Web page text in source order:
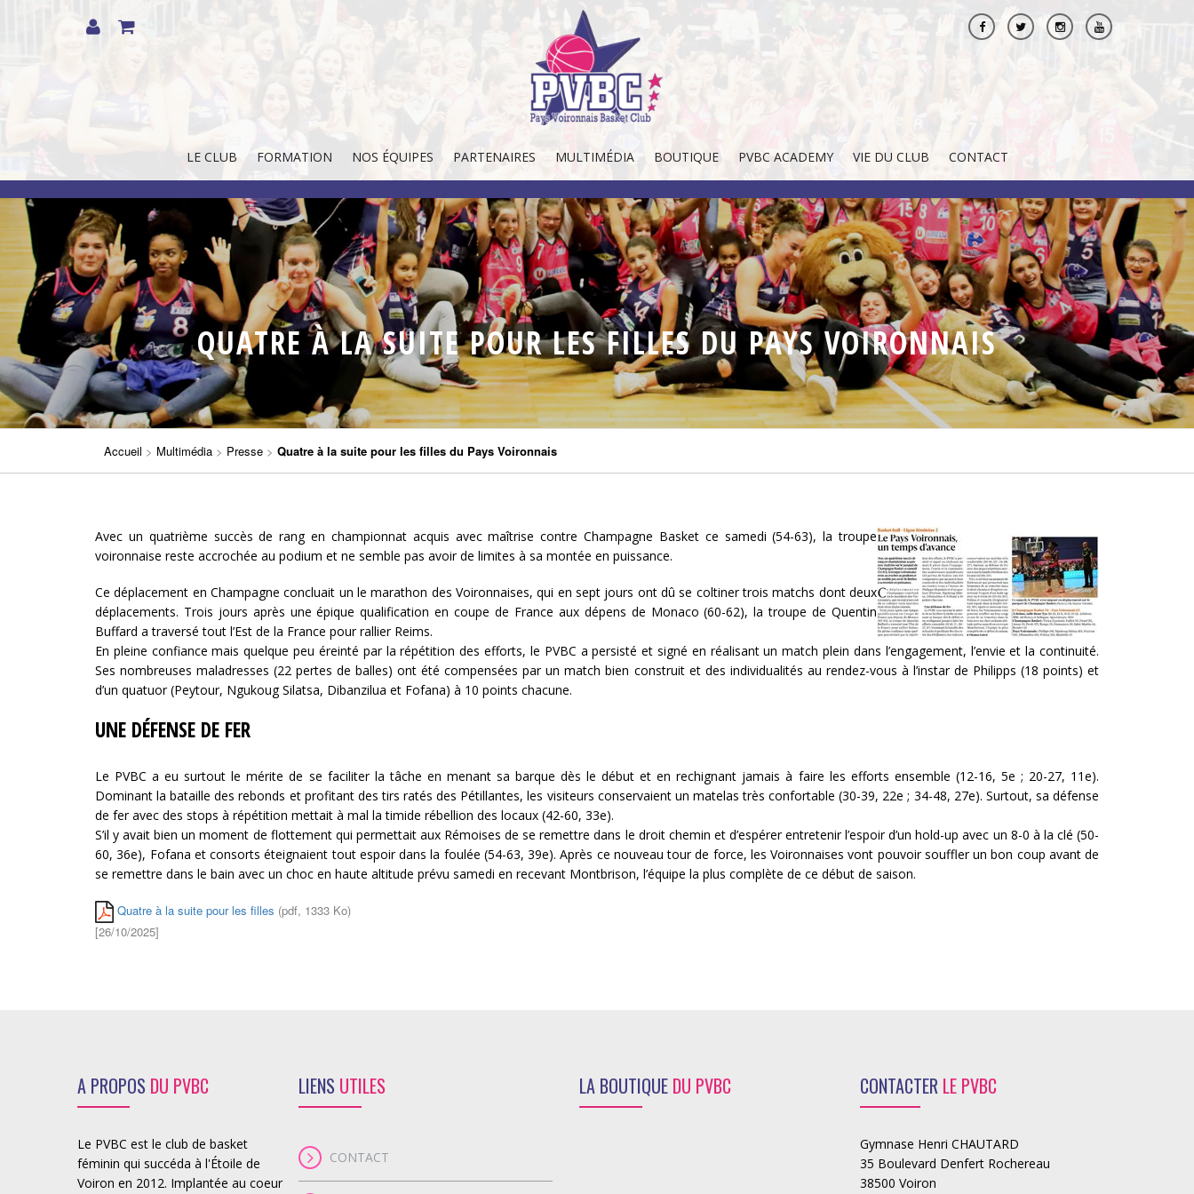
LE CLUB FORMATION NOS ÉQUIPES PARTENAIRES MULTIMÉDIA BOUTIQUE PVBC ACADEMY VIE DU CLUB CONTACT
QUATRE À LA SUITE POUR LES FILLES DU PAYS VOIRONNAIS
Accueil > Multimédia > Presse > Quatre à la suite pour les filles du Pays Voironnais
Avec un quatrième succès de rang en championnat acquis avec maîtrise contre Champagne Basket ce samedi (54-63), la troupe
voironnaise reste accrochée au podium et ne semble pas avoir de limites à sa montée en puissance.
Ce déplacement en Champagne concluait un le marathon des Voironnaises, qui en sept jours ont dû se coltiner trois matchs dont deux
déplacements. Trois jours après une épique qualification en coupe de France aux dépens de Monaco (60-62), la troupe de Quentin
Buffard a traversé tout l’Est de la France pour rallier Reims.
En pleine confiance mais quelque peu éreinté par la répétition des efforts, le PVBC a persisté et signé en réalisant un match plein dans l’engagement, l’envie et la continuité.
Ses nombreuses maladresses (22 pertes de balles) ont été compensées par un match bien construit et des individualités au rendez-vous à l’instar de Philipps (18 points) et
d’un quatuor (Peytour, Ngukoug Silatsa, Dibanzilua et Fofana) à 10 points chacune.
UNE DÉFENSE DE FER
Le PVBC a eu surtout le mérite de se faciliter la tâche en menant sa barque dès le début et en rechignant jamais à faire les efforts ensemble (12-16, 5e ; 20-27, 11e).
Dominant la bataille des rebonds et profitant des tirs ratés des Pétillantes, les visiteurs conservaient un matelas très confortable (30-39, 22e ; 34-48, 27e). Surtout, sa défense
de fer avec des stops à répétition mettait à mal la timide rébellion des locaux (42-60, 33e).
S’il y avait bien un moment de flottement qui permettait aux Rémoises de se remettre dans le droit chemin et d’espérer entretenir l’espoir d’un hold-up avec un 8-0 à la clé (50-
60, 36e), Fofana et consorts éteignaient tout espoir dans la foulée (54-63, 39e). Après ce nouveau tour de force, les Voironnaises vont pouvoir souffler un bon coup avant de
se remettre dans le bain avec un choc en haute altitude prévu samedi en recevant Montbrison, l’équipe la plus complète de ce début de saison.
Quatre à la suite pour les filles (pdf, 1333 Ko)
[26/10/2025]
A PROPOS DU PVBC
Le PVBC est le club de basket
féminin qui succéda à l'Étoile de
Voiron en 2012. Implantée au coeur
LIENS UTILES
CONTACT
LA BOUTIQUE DU PVBC CONTACTER LE PVBC
Gymnase Henri CHAUTARD
35 Boulevard Denfert Rochereau
38500 Voiron